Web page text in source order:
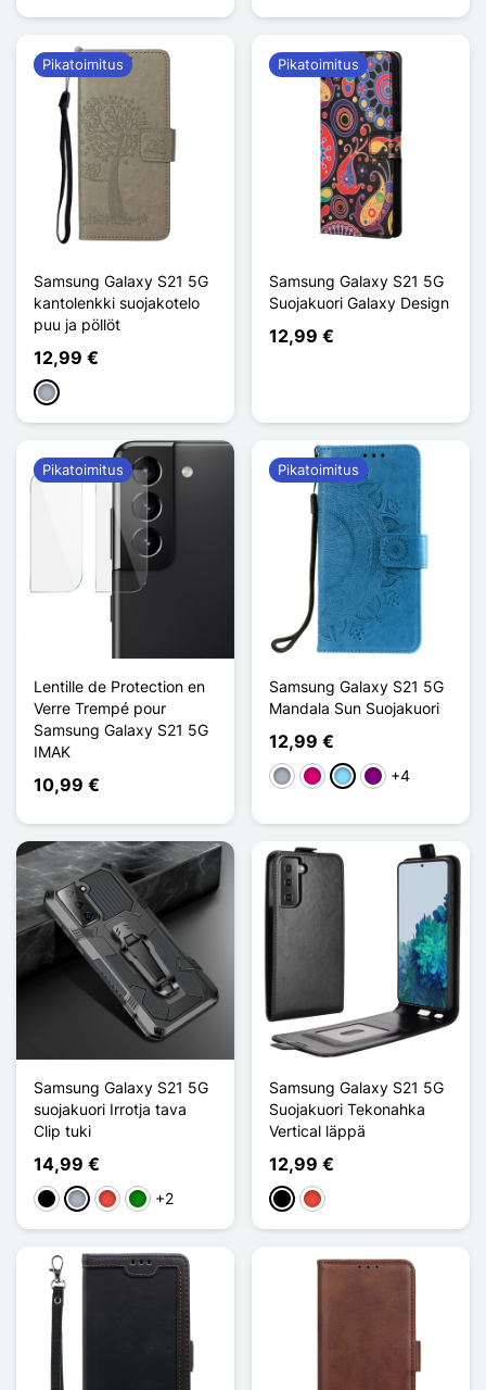
Samsung Galaxy S21 5G
kantolenkki suojakotelo
puu ja pöllöt
12,99 €
Harmaa
Pikatoimitus
Samsung Galaxy S21 5G
Suojakuori Galaxy Design
12,99 €
Pikatoimitus
Lentille de Protection en
Verre Trempé pour
Samsung Galaxy S21 5G
IMAK
10,99 €
Pikatoimitus
Samsung Galaxy S21 5G
Mandala Sun Suojakuori
12,99 €
HarmaaMagentaBleu Clair
Violet+4
Pikatoimitus
Samsung Galaxy S21 5G
suojakuori Irrotja tava
Clip tuki
14,99 €
MustaHarmaaPunainen
Vihreä
+2
Samsung Galaxy S21 5G
Suojakuori Tekonahka
Vertical läppä
12,99 €
MustaPunainen